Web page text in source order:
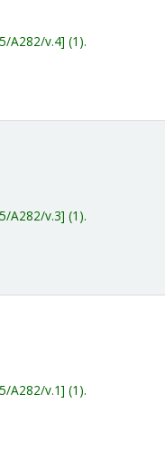
A282/v.4 (1).
A282/v.3 (1).
A282/v.1 (1).